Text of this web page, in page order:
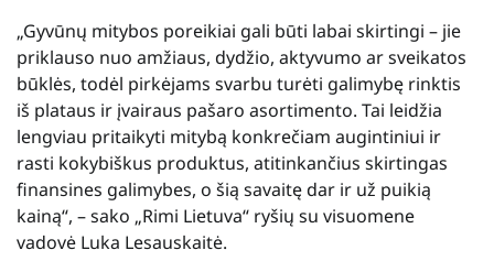
„Gyvūnų mitybos poreikiai gali būti labai skirtingi – jie
priklauso nuo amžiaus, dydžio, aktyvumo ar sveikatos
būklės, todėl pirkėjams svarbu turėti galimybę rinktis
iš plataus ir įvairaus pašaro asortimento. Tai leidžia
lengviau pritaikyti mitybą konkrečiam augintiniui ir
rasti kokybiškus produktus, atitinkančius skirtingas
finansines galimybes, o šią savaitę dar ir už puikią
kainą“, – sako „Rimi Lietuva“ ryšių su visuomene
vadovė Luka Lesauskaitė.